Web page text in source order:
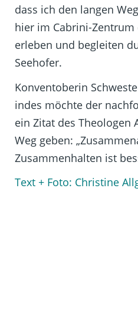
dass ich den langen
hier im Cabrini-Zentrum
erleben und begleiten
Seehofer.
Konventoberin
indes möchte der
ein Zitat des Theologen
Weg geben:
Zusammenhalten ist
Text + Foto: Christine